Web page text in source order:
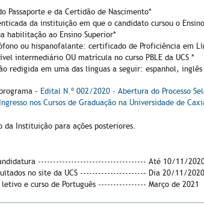
Passaporte e da Certidão de Nascimento*
da instituição em que o candidato cursou o
habilitação ao Ensino Superior*
ou hispanofalante: certificado de Proficiência em
intermediário OU matrícula no curso PBLE da UCS *
redigida em uma das línguas a seguir: espanhol, inglês
- Edital N.º 002/2020 - Abertura do Processo
nos Cursos de Graduação na Universidade de
da Instituição para ações posteriores.
------------------------------------ Até 10/11/
no site da UCS ---------------------- Dia 20/11/2020
letivo e curso de Português ---------------- Março de 2021